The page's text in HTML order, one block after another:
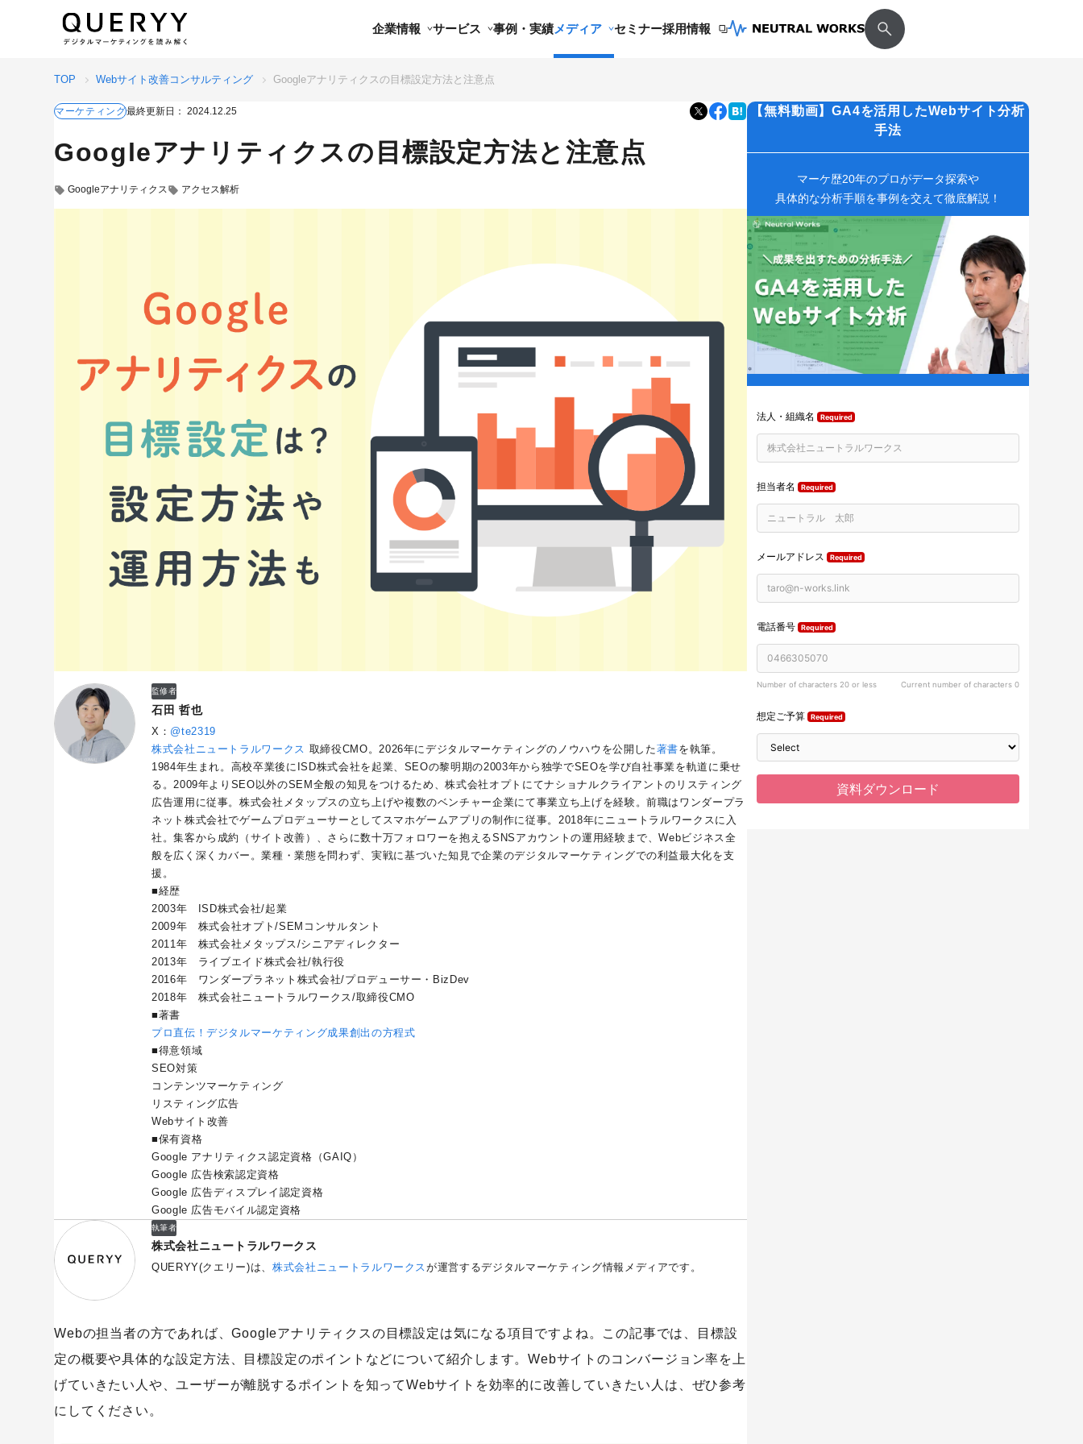
企業情報 サービス 事例・実績メディア セミナー採用情報
TOP Webサイト改善コンサルティング Googleアナリティクスの目標設定方法と注意点
マーケティング最終更新日： 2024.12.25
Googleアナリティクスの目標設定方法と注意点
Googleアナリティクス アクセス解析
監修者
石田 哲也
X： @te2319
株式会社ニュートラルワークス 取締役CMO。2026年にデジタルマーケティングのノウハウを公開した著書を執筆。
1984年生まれ。高校卒業後にISD株式会社を起業、SEOの黎明期の2003年から独学でSEOを学び自社事業を軌道に乗せ
る。2009年よりSEO以外のSEM全般の知見をつけるため、株式会社オプトにてナショナルクライアントのリスティング
広告運用に従事。株式会社メタップスの立ち上げや複数のベンチャー企業にて事業立ち上げを経験。前職はワンダープラ
ネット株式会社でゲームプロデューサーとしてスマホゲームアプリの制作に従事。2018年にニュートラルワークスに入
社。集客から成約（サイト改善）、さらに数十万フォロワーを抱えるSNSアカウントの運用経験まで、Webビジネス全
般を広く深くカバー。業種・業態を問わず、実戦に基づいた知見で企業のデジタルマーケティングでの利益最大化を支
援。
■経歴
2003年 ISD株式会社/起業
2009年 株式会社オプト/SEMコンサルタント
2011年 株式会社メタップス/シニアディレクター
2013年 ライブエイド株式会社/執行役
2016年 ワンダープラネット株式会社/プロデューサー・BizDev
2018年 株式会社ニュートラルワークス/取締役CMO
■著書
プロ直伝！デジタルマーケティング成果創出の方程式
■得意領域
SEO対策
コンテンツマーケティング
リスティング広告
Webサイト改善
■保有資格
Google アナリティクス認定資格（GAIQ）
Google 広告検索認定資格
Google 広告ディスプレイ認定資格
Google 広告モバイル認定資格
執筆者
株式会社ニュートラルワークス
QUERYY(クエリー)は、株式会社ニュートラルワークスが運営するデジタルマーケティング情報メディアです。
Webの担当者の方であれば、Googleアナリティクスの目標設定は気になる項目ですよね。この記事では、目標設
定の概要や具体的な設定方法、目標設定のポイントなどについて紹介します。Webサイトのコンバージョン率を上
げていきたい人や、ユーザーが離脱するポイントを知ってWebサイトを効率的に改善していきたい人は、ぜひ参考
にしてください。
【無料動画】GA4を活用したWebサイト分析
手法
マーケ歴20年のプロがデータ探索や
具体的な分析手順を事例を交えて徹底解説！